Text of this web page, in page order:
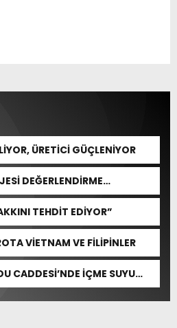
ÜRETİCİ GÜÇLENİYOR
DEĞERLENDİRME
TEHDİT EDİYOR”
VİETNAM VE FİLİPİNLER
CADDESİ’NDE İÇME SUYU